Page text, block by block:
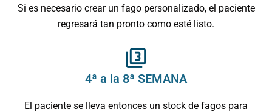
Si es necesario crear un fago personalizado, el paciente
regresará tan pronto como esté listo.
4ª a la 8ª SEMANA
El paciente se lleva entonces un stock de fagos para